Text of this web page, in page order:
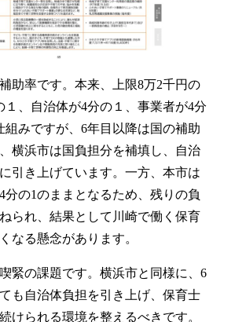
助率です。本来、上限8万2千円の
１、自治体が4分の１、事業者が4分
組みですが、6年目以降は国の補助
横浜市は国負担分を補填し、自治
引き上げています。一方、本市は
分の1のままとなるため、残りの負
られ、結果として川崎で働く保育
なる懸念があります。
緊の課題です。横浜市と同様に、6
も自治体負担を引き上げ、保育士
けられる環境を整えるべきです。